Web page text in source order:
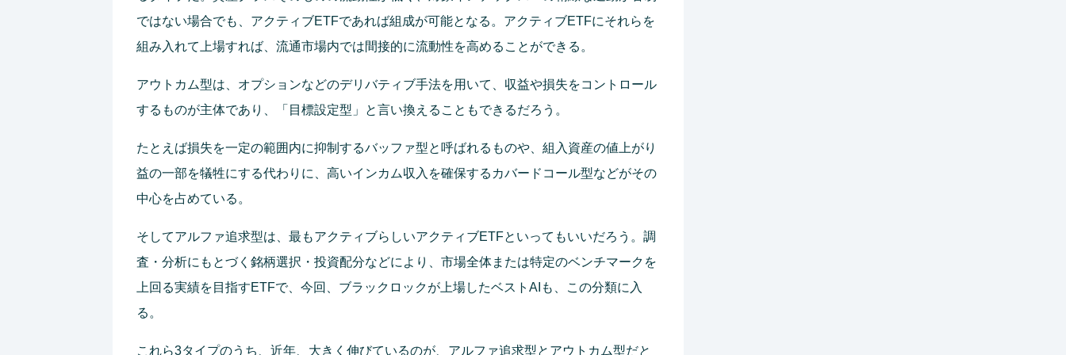
ではない場合でも、アクティブETFであれば組成が可能となる。アクティブETFにそれらを
組み入れて上場すれば、流通市場内では間接的に流動性を高めることができる。
アウトカム型は、オプションなどのデリバティブ手法を用いて、収益や損失をコントロール
するものが主体であり、「目標設定型」と言い換えることもできるだろう。
たとえば損失を一定の範囲内に抑制するバッファ型と呼ばれるものや、組入資産の値上がり
益の一部を犠牲にする代わりに、高いインカム収入を確保するカバードコール型などがその
中心を占めている。
そしてアルファ追求型は、最もアクティブらしいアクティブETFといってもいいだろう。調
査・分析にもとづく銘柄選択・投資配分などにより、市場全体または特定のベンチマークを
上回る実績を目指すETFで、今回、ブラックロックが上場したベストAIも、この分類に入
る。
これら3タイプのうち、近年、大きく伸びているのが、アルファ追求型とアウトカム型だと